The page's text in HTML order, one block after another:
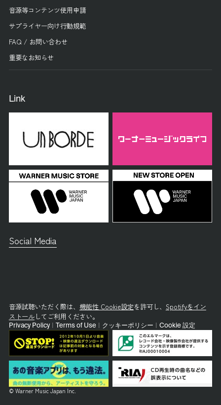
音源等コンテンツ使用申請
サプライヤー向け行動規範
FAQ / お問い合わせ
重要なお知らせ
Link
Social Media
音源試聴いただく際は、 機能性 Cookie設定を許可し、 Spotifyをイン
ストールしてご利用ください。
Privacy Policy Terms of Use クッキーポリシー Cookie 設定
© Warner Music Japan Inc.